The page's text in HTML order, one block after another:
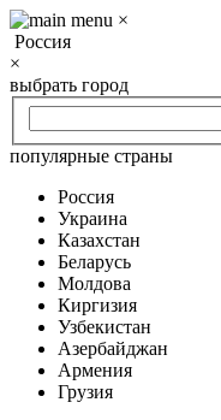
×
Россия
×
выбрать город
популярные страны
Россия
Украина
Казахстан
Беларусь
Молдова
Киргизия
Узбекистан
Азербайджан
Армения
Грузия